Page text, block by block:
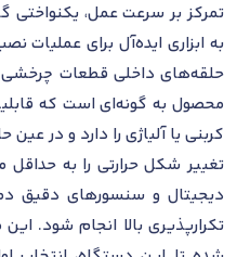
تمرکز بر سرعت عمل، یکنواختی
به ابزاری ایده‌آل برای عملیات
حلقه‌های داخلی قطعات
محصول به گونه‌ای است که
کربنی یا آلیاژی را دارد و در
تغییر شکل حرارتی را به حداقل
دیجیتال و سنسورهای دقیق
تکرارپذیری بالا انجام شود.